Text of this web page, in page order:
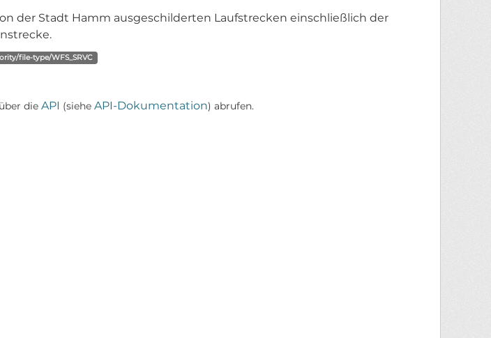
der Stadt Hamm ausgeschilderten Laufstrecken einschließlich der
file-type/WFS_SRVC
die API (siehe API-Dokumentation) abrufen.